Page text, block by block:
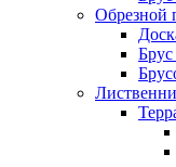
Обрезной
Брус